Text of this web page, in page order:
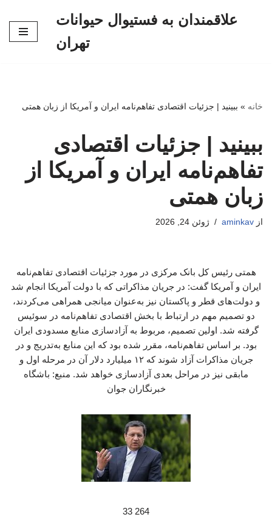
علاقمندان به فستیوال حیوانات
تهران
خانه » ببینید | جزئیات اقتصادی تفاهم‌نامه ایران و آمریکا از زبان همتی
ببینید | جزئیات اقتصادی
تفاهم‌نامه ایران و آمریکا از
زبان همتی
از aminkav ژوئن 24, 2026
همتی رئیس کل بانک مرکزی در مورد جزئیات اقتصادی تفاهم‌نامه
ایران و آمریکا گفت: در جریان مذاکراتی که با دولت آمریکا انجام شد
و دولت‌های قطر و پاکستان نیز به‌عنوان میانجی همراهی می‌کردند،
دو تصمیم مهم در ارتباط با بخش اقتصادی تفاهم‌نامه در سوئیس
گرفته شد. اولین تصمیم، مربوط به آزادسازی منابع مسدودی ایران
بود. بر اساس تفاهم‌نامه، مقرر شده بود که این منابع به‌تدریج و در
جریان مذاکرات آزاد شوند که ۱۲ میلیارد دلار آن در مرحله اول و
مابقی نیز در مراحل بعدی آزادسازی خواهد شد. منبع: باشگاه
خبرنگاران جوان
264 33